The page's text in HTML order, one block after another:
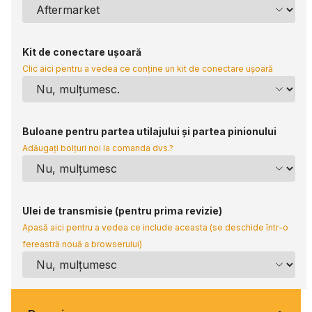
Kit de conectare ușoară
Clic aici pentru a vedea ce conține un kit de conectare ușoară
Buloane pentru partea utilajului și partea pinionului
Adăugați bolțuri noi la comanda dvs.?
Ulei de transmisie (pentru prima revizie)
Apasă aici pentru a vedea ce include aceasta (se deschide într-o
fereastră nouă a browserului)